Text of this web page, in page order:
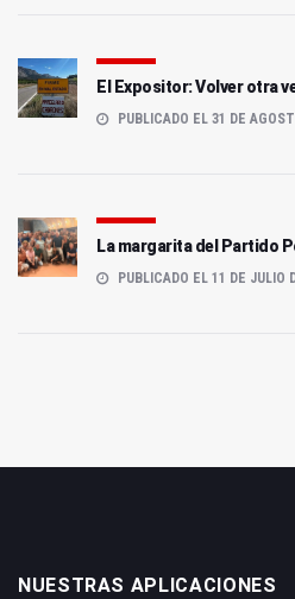
El Expositor: Volver otra
PUBLICADO EL 31 DE
La margarita del Partido
PUBLICADO EL 11 DE JULIO
NUESTRAS APLICACIONES